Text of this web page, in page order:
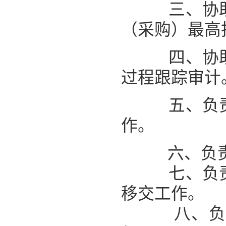
三、协
（采购）最
四 、 协
过程跟踪审计
五、负
作。
六、负
七、负
移交工作。
八、